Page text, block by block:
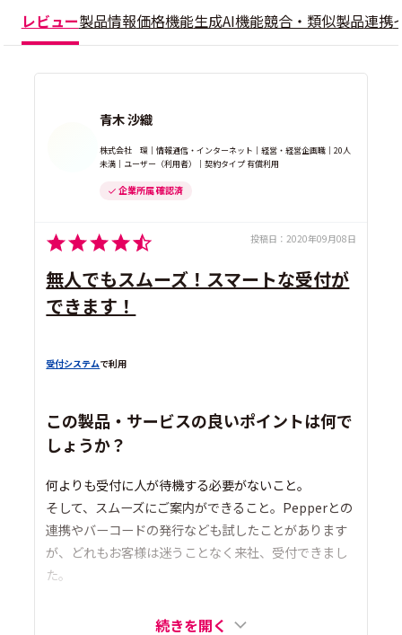
レビュー製品情報価格機能生成AI機能競合・類似製品連携
青木 沙織
株式会社 環｜情報通信・インターネット｜経営・経営企画職｜20人
未満｜ユーザー（利用者）｜契約タイプ 有償利用
企業所属 確認済
投稿日： 2020年09月08日
無人でもスムーズ！スマートな受付が
できます！
受付システムで利用
この製品・サービスの良いポイントは何で
しょうか？
何よりも受付に人が待機する必要がないこと。
そして、スムーズにご案内ができること。Pepperとの
連携やバーコードの発行なども試したことがあります
が、どれもお客様は迷うことなく来社、受付できまし
た。
続きを開く